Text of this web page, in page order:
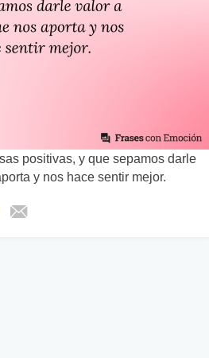
positivas, y que sepamos darle
y nos hace sentir mejor.